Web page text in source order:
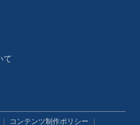
て
コンテンツ制作ポリシー